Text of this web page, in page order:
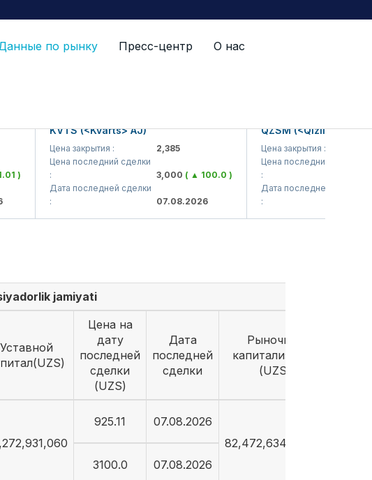
по рынку Пресс-центр О нас
KVTS (<Kvarts> AJ)
Цена закрытия :
2,385
Цена последний сделки
3,000( ▲ 100.0 )
Дата последней сделки
07.08.2026
QZSM
Цена закрытия :
Цена последний сделки
Дата последней сделки
jamiyati
Уставной
Цена на
дату
последней
сделки
(UZS)
Дата
последней
сделки
Рыночная
капитализация
(UZS)
925.11
07.08.2026
82,472,634,028.14
3100.0 07.08.2026